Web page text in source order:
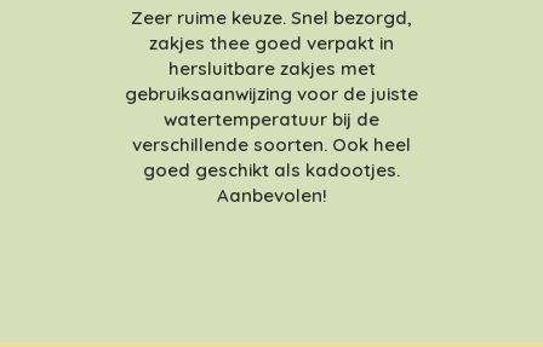
Zeer ruime keuze. Snel bezorgd,
zakjes thee goed verpakt in
hersluitbare zakjes met
gebruiksaanwijzing voor de juiste
watertemperatuur bij de
verschillende soorten. Ook heel
goed geschikt als kadootjes.
Aanbevolen!